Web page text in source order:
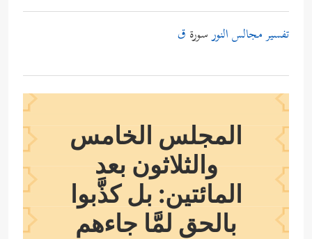
تفسير مجالس النورسورة ق
المجلس الخامس
والثلاثون بعد
المائتين: بل كذَّبوا
بالحق لمَّا جاءهم